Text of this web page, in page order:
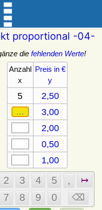
proportional -04-
die fehlenden Werte!
Anzahl
x
Preis in €
y